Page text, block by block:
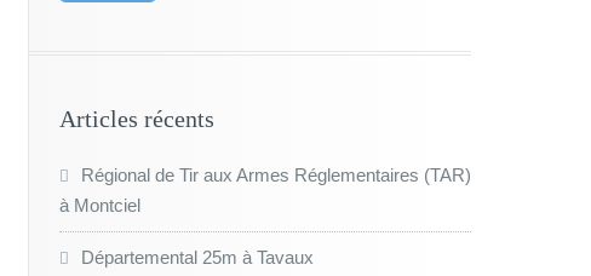
Articles récents
Régional de Tir aux Armes Réglementaires (TAR)
à Montciel
Départemental 25m à Tavaux